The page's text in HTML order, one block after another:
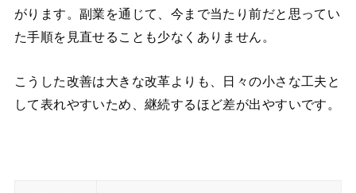
がります。副業を通じて、今まで当たり前だと思ってい
た手順を見直せることも少なくありません。
こうした改善は大きな改革よりも、日々の小さな工夫と
して表れやすいため、継続するほど差が出やすいです。